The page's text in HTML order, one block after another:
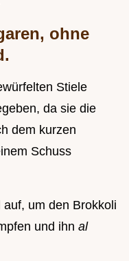
ohne
Stiele
da sie die
dem kurzen
Schuss
um den Brokkoli
und ihn al